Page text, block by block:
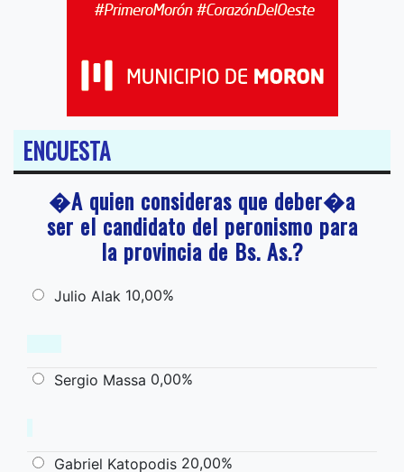
ENCUESTA
�A quien consideras que deber�a
ser el candidato del peronismo para
la provincia de Bs. As.?
Julio Alak 10,00%
Sergio Massa 0,00%
Gabriel Katopodis 20,00%